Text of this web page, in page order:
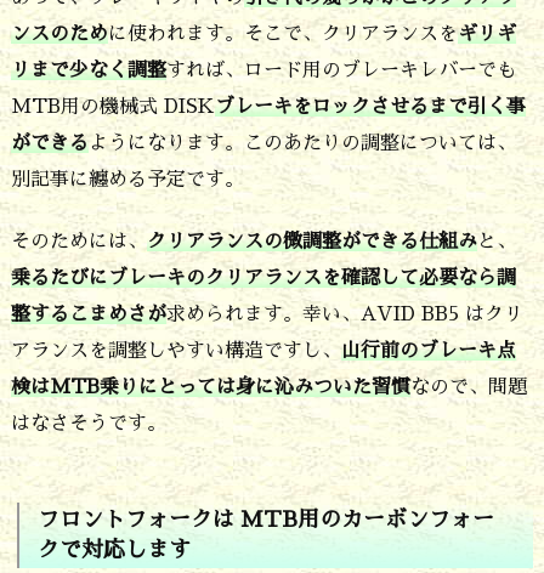
し
ま
す
7.
六
甲
山
仕
様
っ
て
も
そ
ンスのために使われます。そこで、クリアランスをギリギ
リまで少なく調整すれば、ロード用のブレーキレバーでも
MTB用の機械式 DISKブレーキをロックさせるまで引く事
ができるようになります。このあたりの調整については、
別記事に纏める予定です。
そのためには、 クリアランスの微調整ができる仕組みと、
乗るたびにブレーキのクリアランスを確認して必要なら調
整するこまめさが求められます。幸い、AVID BB5 はクリ
アランスを調整しやすい構造ですし、 山行前のブレーキ点
検はMTB乗りにとっては身に沁みついた習慣なので、問題
はなさそうです。
フロントフォークは MTB用のカーボンフォー
クで対応します